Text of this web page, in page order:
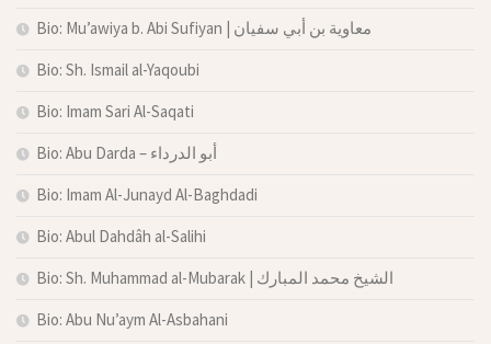
Bio: Mu’awiya b. Abi Sufiyan | معاوية بن أبي سفيان
Bio: Sh. Ismail al-Yaqoubi
Bio: Imam Sari Al-Saqati
Bio: Abu Darda – أبو الدرداء
Bio: Imam Al-Junayd Al-Baghdadi
Bio: Abul Dahdâh al-Salihi
Bio: Sh. Muhammad al-Mubarak | الشيخ محمد المبارك
Bio: Abu Nu’aym Al-Asbahani